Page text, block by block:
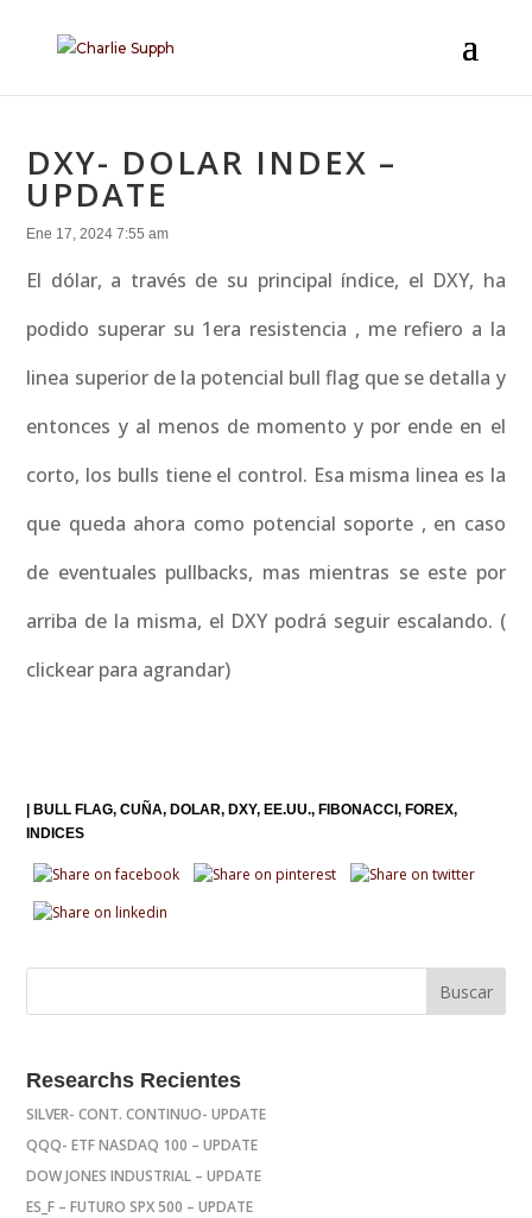
DXY- DOLAR INDEX –
UPDATE
Ene 17, 2024 7:55 am
El dólar, a través de su principal índice, el DXY, ha
podido superar su 1era resistencia , me refiero a la
linea superior de la potencial bull flag que se detalla y
entonces y al menos de momento y por ende en el
corto, los bulls tiene el control. Esa misma linea es la
que queda ahora como potencial soporte , en caso
de eventuales pullbacks, mas mientras se este por
arriba de la misma, el DXY podrá seguir escalando. (
clickear para agrandar)
BULL FLAG CUÑA DOLAR DXY EE.UU. FIBONACCI FOREX
INDICES
Researchs Recientes
SILVER- CONT. CONTINUO- UPDATE
QQQ- ETF NASDAQ 100 – UPDATE
DOW JONES INDUSTRIAL – UPDATE
ES_F – FUTURO SPX 500 – UPDATE